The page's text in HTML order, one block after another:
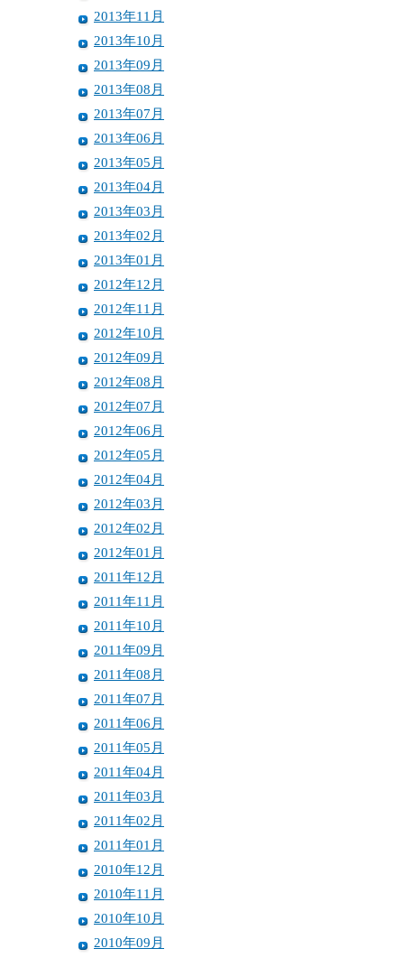
2013年11月
2013年10月
2013年09月
2013年08月
2013年07月
2013年06月
2013年05月
2013年04月
2013年03月
2013年02月
2013年01月
2012年12月
2012年11月
2012年10月
2012年09月
2012年08月
2012年07月
2012年06月
2012年05月
2012年04月
2012年03月
2012年02月
2012年01月
2011年12月
2011年11月
2011年10月
2011年09月
2011年08月
2011年07月
2011年06月
2011年05月
2011年04月
2011年03月
2011年02月
2011年01月
2010年12月
2010年11月
2010年10月
2010年09月